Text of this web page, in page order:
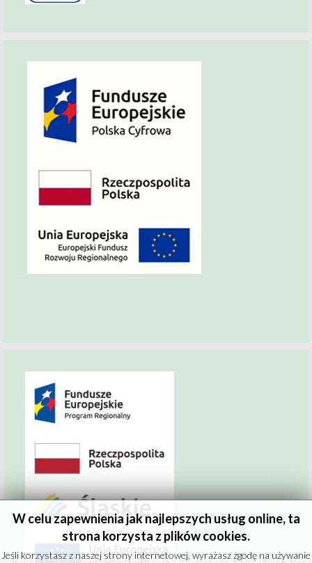
W celu zapewnienia jak najlepszych usług online, ta
strona korzysta z plików cookies.
Jeśli korzystasz z naszej strony internetowej, wyrażasz zgodę na używanie